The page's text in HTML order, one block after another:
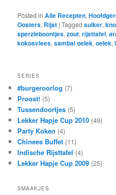
Posted in Alle Recepten,
Oosters, Rijst |Tagged suiker,
sperzieboontjes,zout,rijsttafel,
kokosvlees,sambal oelek,oelek,
SERIES
#burgeroorlog (7)
Proost! (5)
Tussendoortjes (5)
Lekker Hapje Cup 2010 (49)
Party Koken (4)
Chinees Buffet (11)
Indische Rijsttafel (4)
Lekker Hapje Cup 2009 (25)
SMAAKJES